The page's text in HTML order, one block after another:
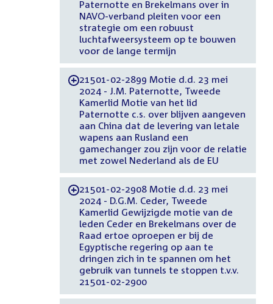
Paternotte en Brekelmans over in
NAVO-verband pleiten voor een
strategie om een robuust
luchtafweersysteem op te bouwen
voor de lange termijn
-21501-02-2899 Motie d.d. 23 mei
2024 - J.M. Paternotte, Tweede
Kamerlid Motie van het lid
Paternotte c.s. over blijven aangeven
aan China dat de levering van letale
wapens aan Rusland een
gamechanger zou zijn voor de relatie
met zowel Nederland als de EU
-21501-02-2908 Motie d.d. 23 mei
2024 - D.G.M. Ceder, Tweede
Kamerlid Gewijzigde motie van de
leden Ceder en Brekelmans over de
Raad ertoe oproepen er bij de
Egyptische regering op aan te
dringen zich in te spannen om het
gebruik van tunnels te stoppen t.v.v.
21501-02-2900